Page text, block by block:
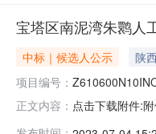
宝塔区南泥湾朱鹮人
中标｜候选人公示 陕
项目编号：
正文内容： 点击下载附件: